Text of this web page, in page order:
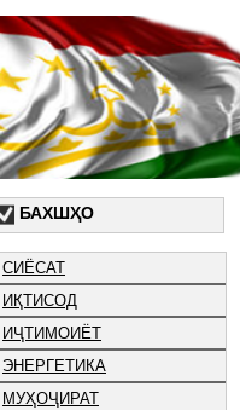
БАХШҲО
СИЁСАТ
ИҚТИСОД
ИҶТИМОИЁТ
ЭНЕРГЕТИКА
МУҲОҶИРАТ